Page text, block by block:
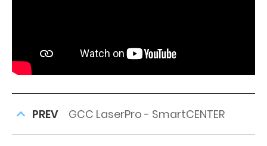
PREV GCC LaserPro - SmartCENTER